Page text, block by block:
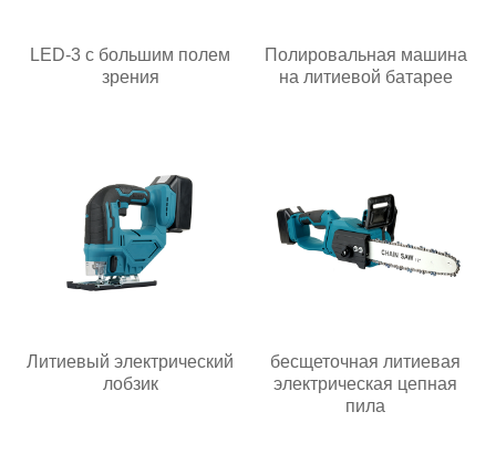
LED-3 с большим полем
зрения
Полировальная машина
на литиевой батарее
Литиевый электрический
лобзик
бесщеточная литиевая
электрическая цепная
пила